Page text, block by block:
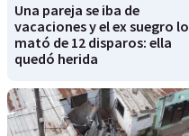
Una pareja se iba de
vacaciones y el ex suegro lo
mató de 12 disparos: ella
quedó herida